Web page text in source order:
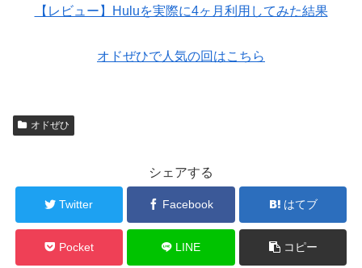
【レビュー】Huluを実際に4ヶ月利用してみた結果
オドぜひで人気の回はこちら
オドぜひ
シェアする
Twitter Facebook はてブ
Pocket LINE コピー